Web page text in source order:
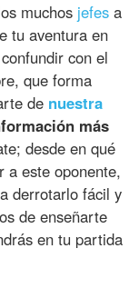
muchos jefes a
tu aventura en
con el
que forma
de nuestra
más
desde en qué
a este oponente,
derrotarlo fácil y
de enseñarte
en tu partida